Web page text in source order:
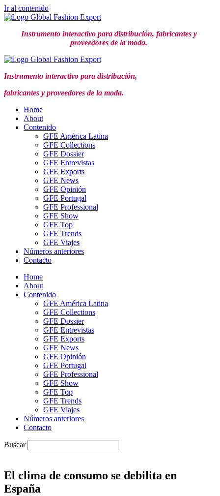
Ir al contenido
Instrumento interactivo para distribución, fabricantes y
proveedores de la moda.
Instrumento interactivo para distribución,
fabricantes y proveedores de la moda.
Home
About
Contenido
GFE América Latina
GFE Collections
GFE Dossier
GFE Entrevistas
GFE Exports
GFE News
GFE Opinión
GFE Portugal
GFE Professional
GFE Show
GFE Top
GFE Trends
GFE Viajes
Números anteriores
Contacto
Home
About
Contenido
GFE América Latina
GFE Collections
GFE Dossier
GFE Entrevistas
GFE Exports
GFE News
GFE Opinión
GFE Portugal
GFE Professional
GFE Show
GFE Top
GFE Trends
GFE Viajes
Números anteriores
Contacto
Buscar
El clima de consumo se debilita en
España